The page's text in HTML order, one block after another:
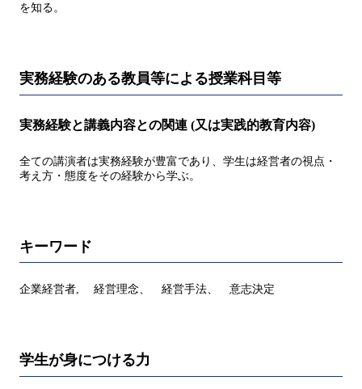
を知る。
実務経験のある教員等による授業科目等
実務経験と講義内容との関連 (又は実践的教育内容)
全ての講演者は実務経験が豊富であり、学生は経営者の視点・
考え方・態度をその経験から学ぶ。
キーワード
企業経営者, 経営理念、 経営手法、 意志決定
学生が身につける力